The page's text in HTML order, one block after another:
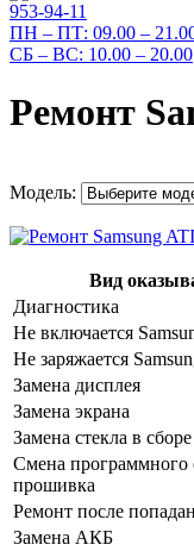
953-94-11
ПН – ПТ: 09.00 –
СБ – ВС: 10.00 – 20.00
Ремонт
Модель:
Вид
Диагностика
Не включается
Не заряжается
Замена дисплея
Замена экрана
Замена стекла в
Смена программного
прошивка
Ремонт после
Замена АКБ